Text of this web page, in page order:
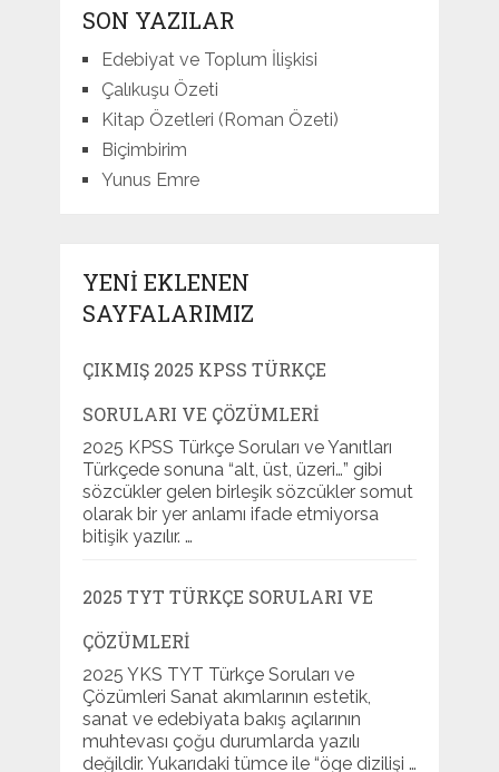
SON YAZILAR
Edebiyat ve Toplum İlişkisi
Çalıkuşu Özeti
Kitap Özetleri (Roman Özeti)
Biçimbirim
Yunus Emre
YENI EKLENEN
SAYFALARIMIZ
ÇIKMIŞ 2025 KPSS TÜRKÇE
SORULARI VE ÇÖZÜMLERI
2025 KPSS Türkçe Soruları ve Yanıtları
Türkçede sonuna “alt, üst, üzeri…” gibi
sözcükler gelen birleşik sözcükler somut
olarak bir yer anlamı ifade etmiyorsa
bitişik yazılır. …
2025 TYT TÜRKÇE SORULARI VE
ÇÖZÜMLERI
2025 YKS TYT Türkçe Soruları ve
Çözümleri Sanat akımlarının estetik,
sanat ve edebiyata bakış açılarının
muhtevası çoğu durumlarda yazılı
değildir. Yukarıdaki tümce ile “öge dizilişi …